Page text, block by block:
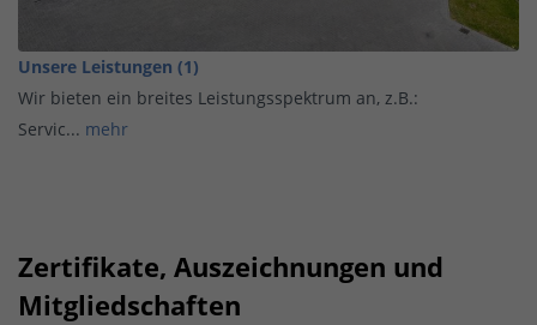
Unsere Leistungen (1)
Wir bieten ein breites Leistungsspektrum an, z.B.:
Servic... mehr
Zertifikate, Auszeichnungen und
Mitgliedschaften